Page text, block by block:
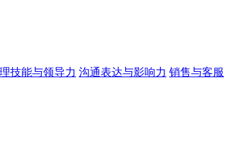
技能与领导力 沟通表达与影响力 销售与客服